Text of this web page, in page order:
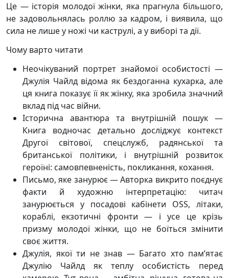
Це — історія молодої жінки, яка прагнула більшого,
не задовольнялась роллю за кадром, і виявила, що
сила не лише у ножі чи каструлі, а у виборі та дії.
Чому варто читати
Неочікуваний портрет знайомої особистості —
Джулія Чайлд відома як бездоганна кухарка, але
ця книга показує її як жінку, яка зробила значний
вклад під час війни.
Історична авантюра та внутрішній пошук —
Книга водночас детально досліджує контекст
Другої світової, спецслужб, радянської та
британської політики, і внутрішній розвиток
героїні: самовпевненість, покликання, кохання.
Письмо, яке занурює — Авторка викрито поєднує
факти й художню інтерпретацію: читач
занурюється у посадові кабінети OSS, літаки,
кораблі, екзотичні фронти — і усе це крізь
призму молодої жінки, що не боїться змінити
своє життя.
Джулія, якої ти не знав — Багато хто пам’ятає
Джулію Чайлд як теплу особистість перед